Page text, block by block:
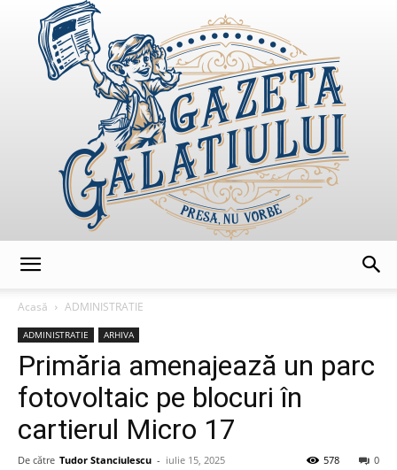
Acasă
ADMINISTRATIE
ADMINISTRATIE ARHIVA
Primăria amenajează un parc
fotovoltaic pe blocuri în
cartierul Micro 17
De către Tudor Stanciulescu - iulie 15, 2025 0
578